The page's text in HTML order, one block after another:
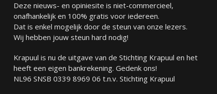
Deze nieuws- en opiniesite is niet-commercieel,
onafhankelijk en 100% gratis voor iedereen.
Dat is enkel mogelijk door de steun van onze lezers.
Wij hebben jouw steun hard nodig!
Krapuul is nu de uitgave van de Stichting Krapuul en het
heeft een eigen bankrekening. Gedenk ons!
NL96 SNSB 0339 8969 06 t.n.v. Stichting Krapuul